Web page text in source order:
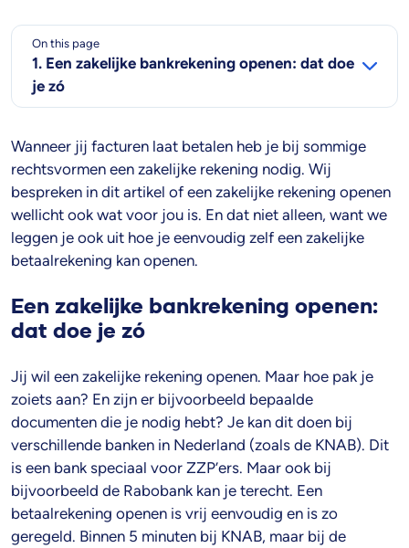
On this page
1. Een zakelijke bankrekening openen: dat doe
je zó
Wanneer jij facturen laat betalen heb je bij sommige
rechtsvormen een zakelijke rekening nodig. Wij
bespreken in dit artikel of een zakelijke rekening openen
wellicht ook wat voor jou is. En dat niet alleen, want we
leggen je ook uit hoe je eenvoudig zelf een zakelijke
betaalrekening kan openen.
Een zakelijke bankrekening openen:
dat doe je zó
Jij wil een zakelijke rekening openen. Maar hoe pak je
zoiets aan? En zijn er bijvoorbeeld bepaalde
documenten die je nodig hebt? Je kan dit doen bij
verschillende banken in Nederland (zoals de KNAB). Dit
is een bank speciaal voor ZZP’ers. Maar ook bij
bijvoorbeeld de Rabobank kan je terecht. Een
betaalrekening openen is vrij eenvoudig en is zo
geregeld. Binnen 5 minuten bij KNAB, maar bij de